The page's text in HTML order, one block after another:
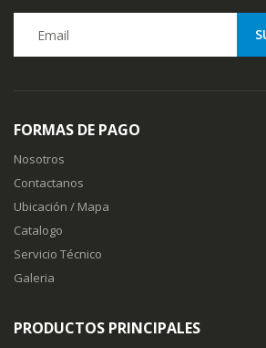
FORMAS DE PAGO
Nosotros
Contactanos
Ubicación / Mapa
Catalogo
Servicio Técnico
Galeria
PRODUCTOS PRINCIPALES